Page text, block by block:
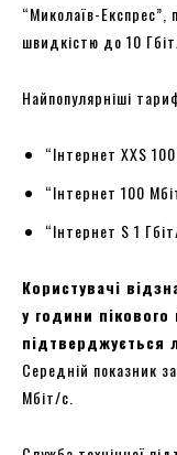
“Миколаїв-Експрес”,
швидкістю до 10
Найпопулярніші
“Інтернет XXS
“Інтернет 100
“Інтернет S 1
Користувачі
у години
підтверджується
Середній показник
Мбіт/с.